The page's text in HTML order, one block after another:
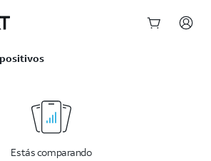
Estás comparando